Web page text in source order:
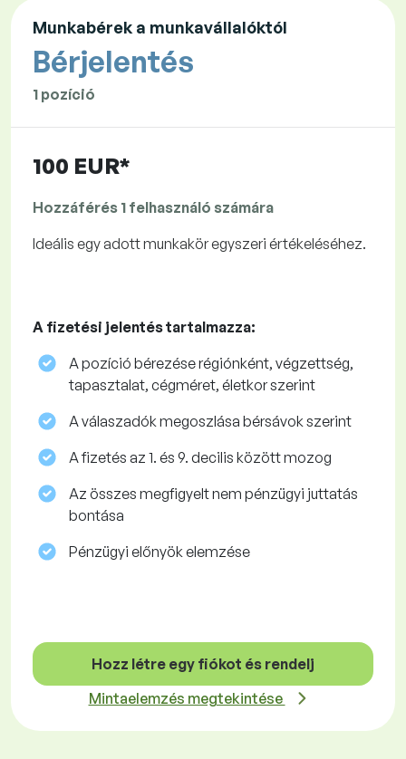
Munkabérek a munkavállalóktól
Bérjelentés
1 pozíció
100 EUR*
Hozzáférés 1 felhasználó számára
Ideális egy adott munkakör egyszeri értékeléséhez.
A fizetési jelentés tartalmazza:
A pozíció bérezése régiónként, végzettség,
tapasztalat, cégméret, életkor szerint
A válaszadók megoszlása ​​bérsávok szerint
A fizetés az 1. és 9. decilis között mozog
Az összes megfigyelt nem pénzügyi juttatás
bontása
Pénzügyi előnyök elemzése
Hozz létre egy fiókot és rendelj
Mintaelemzés megtekintése